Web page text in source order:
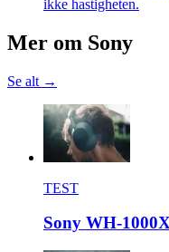
ikke hastigheten.
Mer om Sony
Se alt →
TEST
Sony WH-